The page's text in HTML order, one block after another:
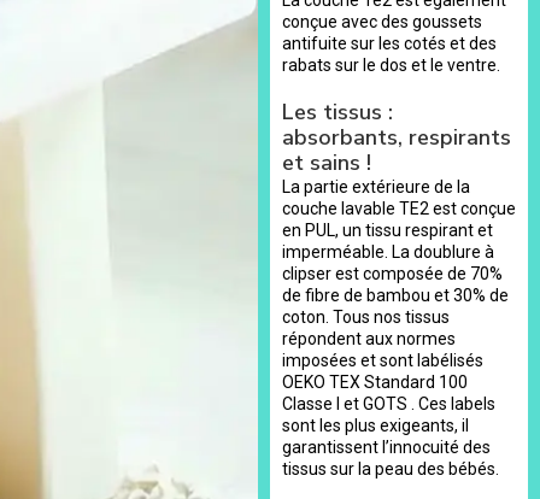
conçue avec des goussets
antifuite sur les cotés et des
rabats sur le dos et le ventre.
Les tissus :
absorbants, respirants
et sains !
La partie extérieure de la
couche lavable TE2 est conçue
en PUL, un tissu respirant et
imperméable. La doublure à
clipser est composée de 70%
de fibre de bambou et 30% de
coton. Tous nos tissus
répondent aux normes
imposées et sont labélisés
OEKO TEX Standard 100
Classe I et GOTS . Ces labels
sont les plus exigeants, il
garantissent l’innocuité des
tissus sur la peau des bébés.